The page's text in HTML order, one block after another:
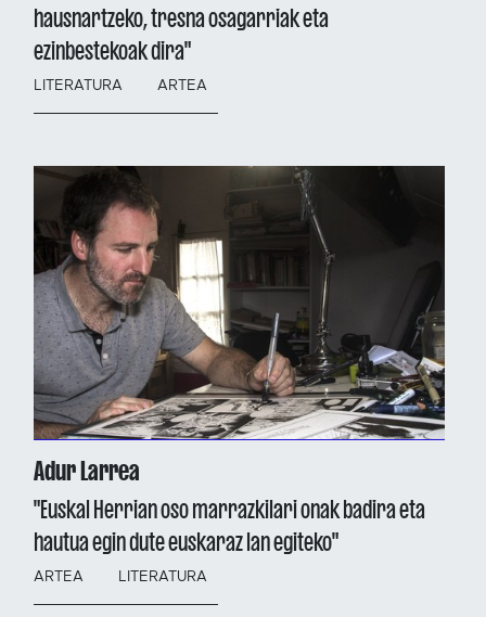
hausnartzeko, tresna osagarriak eta
ezinbestekoak dira"
LITERATURA ARTEA
Adur Larrea
"Euskal Herrian oso marrazkilari onak badira eta
hautua egin dute euskaraz lan egiteko"
ARTEA LITERATURA